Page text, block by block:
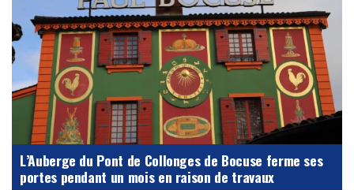
L’Auberge du Pont de Collonges de Bocuse ferme ses
portes pendant un mois en raison de travaux